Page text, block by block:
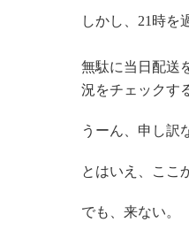
しかし、21時を
無駄に当日配送
況をチェックす
うーん、申し訳
とはいえ、ここ
でも、来ない。